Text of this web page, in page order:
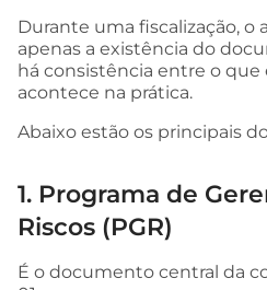
Durante uma fiscalização, o
apenas a existência do
há consistência entre o que
acontece na prática.
Abaixo estão os principais
1. Programa de
Riscos (PGR)
É o documento central da